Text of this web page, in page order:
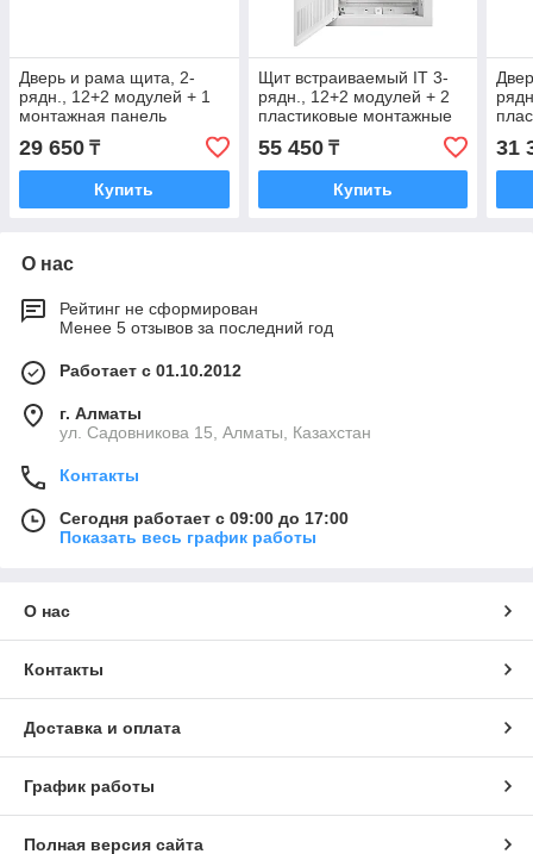
Дверь и рама щита, 2-
рядн., 12+2 модулей + 1
монтажная панель
29 650 ₸
Купить
Щит встраиваемый IT 3-
рядн., 12+2 модулей + 2
пластиковые монтажные
55 450₸
Купить
31
О нас
Рейтинг не сформирован
Менее 5 отзывов за последний год
Работает с 01.10.2012
г. Алматы
ул. Садовникова 15, Алматы, Казахстан
Контакты
Сегодня работает с 09:00 до 17:00
Показать весь график работы
О нас
Контакты
Доставка и оплата
График работы
Полная версия сайта